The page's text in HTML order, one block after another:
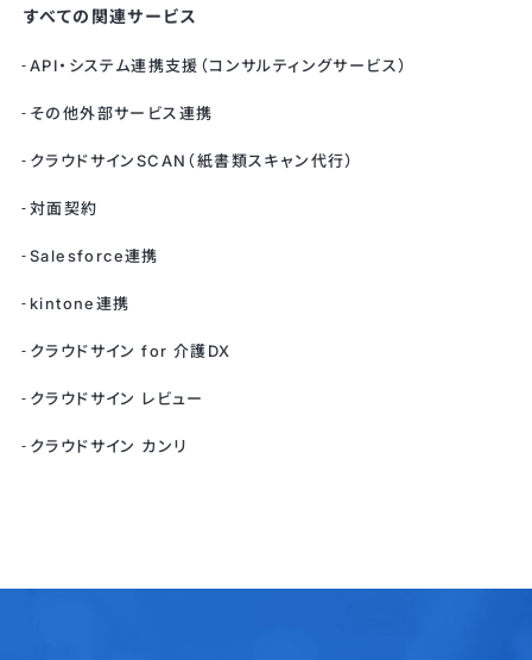
すべての関連サービス
API・システム連携支援（コンサルティングサービス）
その他外部サービス連携
クラウドサインSCAN（紙書類スキャン代行）
対面契約
Salesforce連携
kintone連携
クラウドサイン for 介護DX
クラウドサイン レビュー
クラウドサイン カンリ